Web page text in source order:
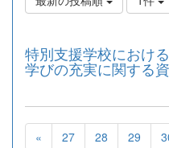
特別支援学校におけ
学びの充実に関する
« 27 28 29